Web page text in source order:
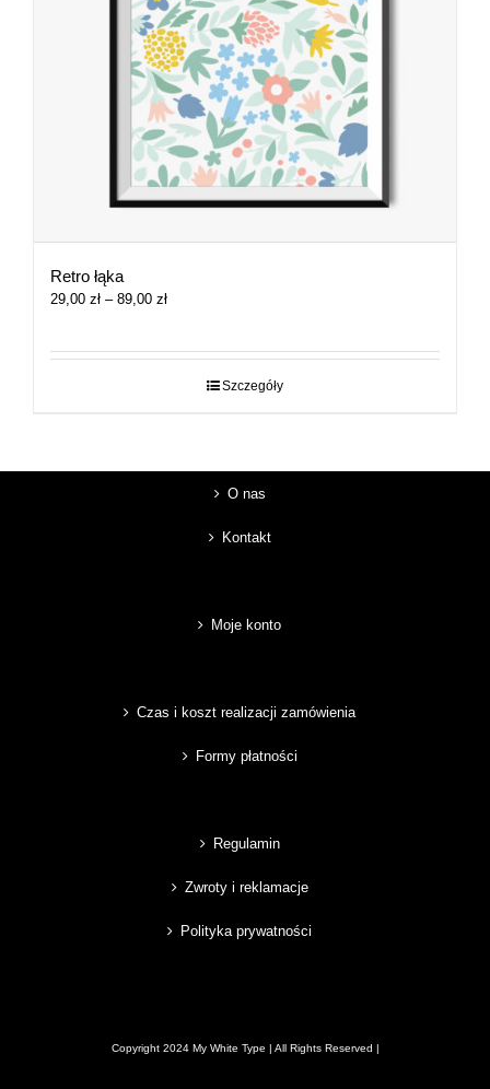
Retro łąka
29,00 zł – 89,00 złZakres
29,00 zł
Szczegóły
O nas
Kontakt
Moje konto
Czas i koszt realizacji zamówienia
Formy płatności
Regulamin
Zwroty i reklamacje
Polityka prywatności
Copyright 2024 My White Type | All Rights Reserved |